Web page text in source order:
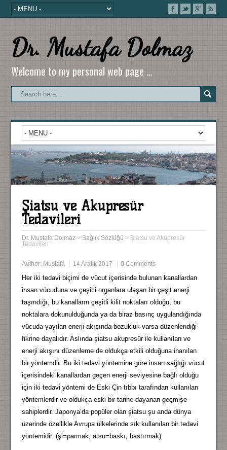
Dr. Mustafa Dolmaz
Welcome to my personal web page …
Şiatsu ve Akupresür
Tedavileri
Dr. Mustafa Dolmaz> Sağlık Sözlüğü > Şiatsu ve Akupresür
Tedavileri
Author: Mustafa 14 Aralık 2017 0 Comments
Her iki tedavi biçimi de vücut içerisinde bulunan kanallardan
insan vücuduna ve çeşitli organlara ulaşan bir çeşit enerji
taşındığı, bu kanalların çeşitli kilit noktaları olduğu, bu
noktalara dokunulduğunda ya da biraz basınç uygulandığında
vücuda yayılan enerji akışında bozukluk varsa düzenlendiği
fikrine dayalıdır. Aslında şiatsu akupresür ile kullanılan ve
enerji akışını düzenleme de oldukça etkili olduğuna inanılan
bir yöntemdir. Bu iki tedavi yöntemine göre insan sağlığı vücut
içerisindeki kanallardan geçen enerji seviyesine bağlı olduğu
için iki tedavi yöntemi de Eski Çin tıbbı tarafından kullanılan
yöntemlerdir ve oldukça eski bir tarihe dayanan geçmişe
sahiplerdir. Japonya’da popüler olan şiatsu şu anda dünya
üzerinde özellikle Avrupa ülkelerinde sık kullanılan bir tedavi
yöntemidir. (şi=parmak, atsu=baskı, bastırmak)